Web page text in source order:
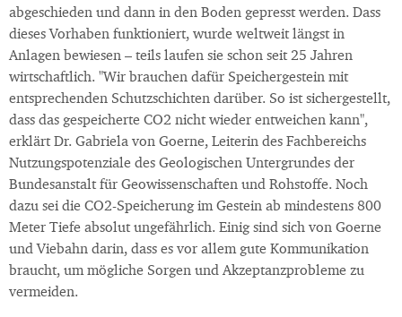
abgeschieden und dann in den Boden gepresst werden. Dass
dieses Vorhaben funktioniert, wurde weltweit längst in
Anlagen bewiesen – teils laufen sie schon seit 25 Jahren
wirtschaftlich. "Wir brauchen dafür Speichergestein mit
entsprechenden Schutzschichten darüber. So ist sichergestellt,
dass das gespeicherte CO2 nicht wieder entweichen kann",
erklärt Dr. Gabriela von Goerne, Leiterin des Fachbereichs
Nutzungspotenziale des Geologischen Untergrundes der
Bundesanstalt für Geowissenschaften und Rohstoffe. Noch
dazu sei die CO2-Speicherung im Gestein ab mindestens 800
Meter Tiefe absolut ungefährlich. Einig sind sich von Goerne
und Viebahn darin, dass es vor allem gute Kommunikation
braucht, um mögliche Sorgen und Akzeptanzprobleme zu
vermeiden.